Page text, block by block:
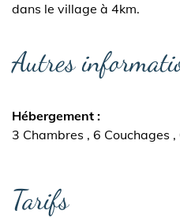
dans le village à 4km.
Autres
Hébergement
3 Chambres
6 Couchages
Tarifs